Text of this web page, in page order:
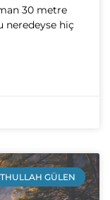
30 metre
neredeyse hiç
GÜLEN